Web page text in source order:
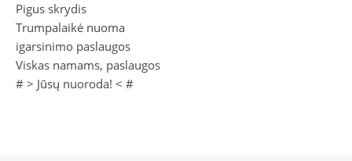
Pigus skrydis
Trumpalaikė nuoma
igarsinimo paslaugos
Viskas namams, paslaugos
# > Jūsų nuoroda! < #